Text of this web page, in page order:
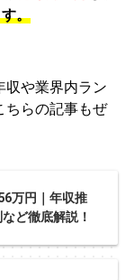
。
収や業界内ラン
ちらの記事もぜ
万円｜年収推
ど徹底解説！